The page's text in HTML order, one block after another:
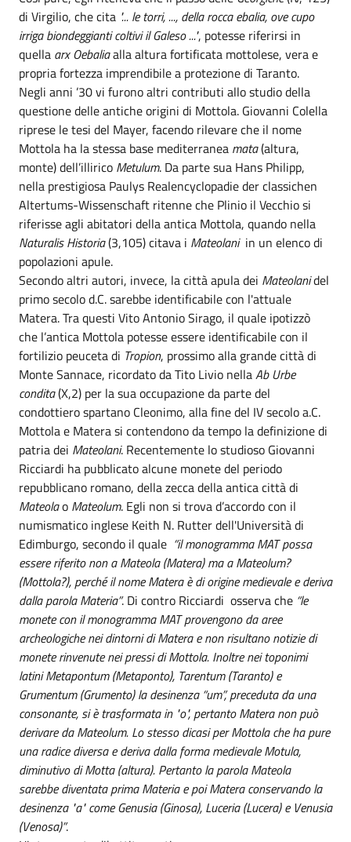
di Virgilio, che cita "... le torri, ..., della rocca ebalia, ove cupo
irriga biondeggianti coltivi il Galeso ...", potesse riferirsi in
quella arx Oebaliaalla altura fortificata mottolese, vera e
propria fortezza imprendibile a protezione di Taranto.
Negli anni ’30 vi furono altri contributi allo studio della
questione delle antiche origini di Mottola. Giovanni Colella
riprese le tesi del Mayer, facendo rilevare che il nome
Mottola ha la stessa base mediterranea mata(altura,
monte) dell’illirico Metulum. Da parte sua Hans Philipp,
nella prestigiosa Paulys Realencyclopadie der classichen
Altertums-Wissenschaft ritenne che Plinio il Vecchio si
riferisse agli abitatori della antica Mottola, quando nella
Naturalis Historia(3,105) citava i Mateolaniin un elenco di
popolazioni apule.
Secondo altri autori, invece, la città apula dei Mateolanidel
primo secolo d.C. sarebbe identificabile con l'attuale
Matera. Tra questi Vito Antonio Sirago, il quale ipotizzò
che l’antica Mottola potesse essere identificabile con il
fortilizio peuceta di Tropion, prossimo alla grande città di
Monte Sannace, ricordato da Tito Livio nellaAb Urbe
condita(X,2) per la sua occupazione da parte del
condottiero spartano Cleonimo, alla fine del IV secolo a.C.
Mottola e Matera si contendono da tempo la definizione di
patria dei Mateolani. Recentemente lo studioso Giovanni
Ricciardi ha pubblicato alcune monete del periodo
repubblicano romano, della zecca della antica città di
Mateolao Mateolum. Egli non si trova d’accordo con il
numismatico inglese Keith N. Rutter dell'Università di
Edimburgo, secondo il quale “il monogramma MAT possa
essere riferito non a Mateola (Matera) ma a Mateolum?
(Mottola?), perché il nome Matera è di origine medievale e deriva
dalla parola Materia”. Di contro Ricciardi osserva che “le
monete con il monogramma MAT provengono da aree
archeologiche nei dintorni di Matera e non risultano notizie di
monete rinvenute nei pressi di Mottola. Inoltre nei toponimi
latini Metapontum (Metaponto), Tarentum (Taranto) e
Grumentum (Grumento) la desinenza “um”, preceduta da una
consonante, si è trasformata in "o", pertanto Matera non può
derivare da Mateolum. Lo stesso dicasi per Mottola che ha pure
una radice diversa e deriva dalla forma medievale Motula,
diminutivo di Motta (altura). Pertanto la parola Mateola
sarebbe diventata prima Materia e poi Matera conservando la
desinenza "a" come Genusia (Ginosa), Luceria (Lucera) e Venusia
(Venosa)”.